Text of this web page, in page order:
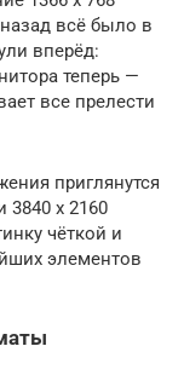
всё было в
вперёд:
теперь —
все прелести
приглянутся
3840 x 2160
чёткой и
элементов